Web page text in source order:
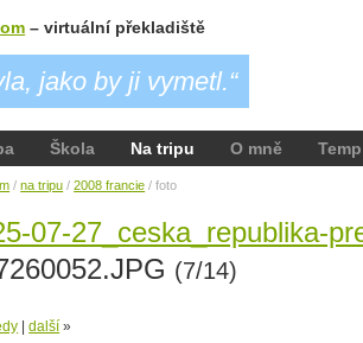
– virtuální překladiště
jako by ji vymetl.“
07-27_ceska_republika-
(7/14)
|další »
/na tripu /2008 francie / foto
Škola Na tripu O mně Temp